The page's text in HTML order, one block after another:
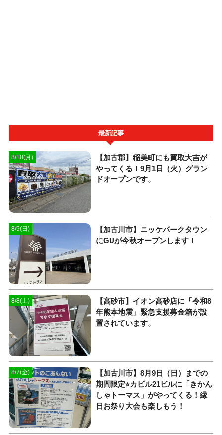
最新記事
8/10(月)
【加古郡】稲美町にも買取大吉が
やってくる！9月1日（火）グラン
ドオープンです。
8/9(日)
【加古川市】ニッケパークタウン
にGUが今秋オープンします！
8/8(土)
【高砂市】イオン高砂店に「令和8
年熊本地震」緊急支援募金箱が設
置されています。
8/7(金)
【加古川市】8月9日（日）までの
期間限定⭐︎カピル21ビルに「きかん
しゃトーマス」がやってくる！縁
日お祭り大会も楽しもう！